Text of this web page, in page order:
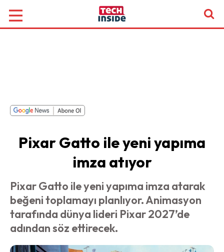
Pixar Gatto ile yeni yapıma
imza atıyor
Pixar Gatto ile yeni yapıma imza atarak
beğeni toplamayı planlıyor. Animasyon
tarafında dünya lideri Pixar 2027’de
adından söz ettirecek.